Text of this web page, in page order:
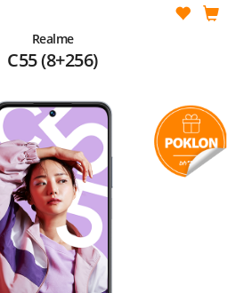
Realme
C55 (8+256)